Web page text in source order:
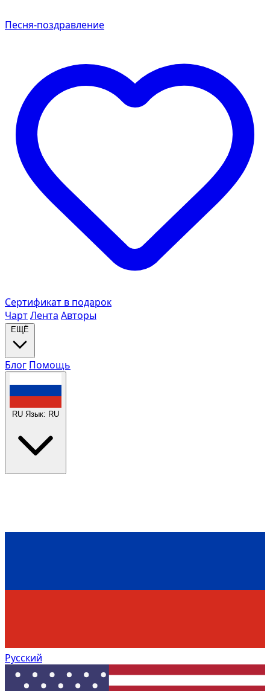
Песня-поздравление
Сертификат в подарок
ЧартЛента Авторы
ЕЩЁ
Блог Помощь
RU Язык: RU
Русский